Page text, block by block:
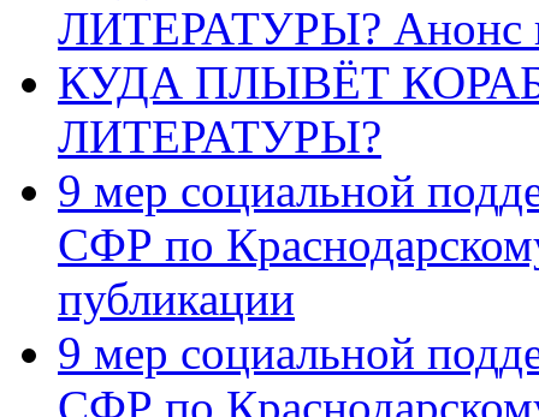
ЛИТЕРАТУРЫ? Анонс
КУДА ПЛЫВЁТ
ЛИТЕРАТУРЫ?
9 мер социальной
СФР по
публикации
9 мер социальной